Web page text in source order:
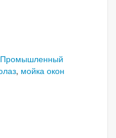
Промышленный
, мойка окон